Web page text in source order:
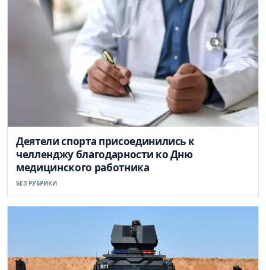
Деятели спорта присоединились к
челленджу благодарности ко Дню
медицинского работника
БЕЗ РУБРИКИ